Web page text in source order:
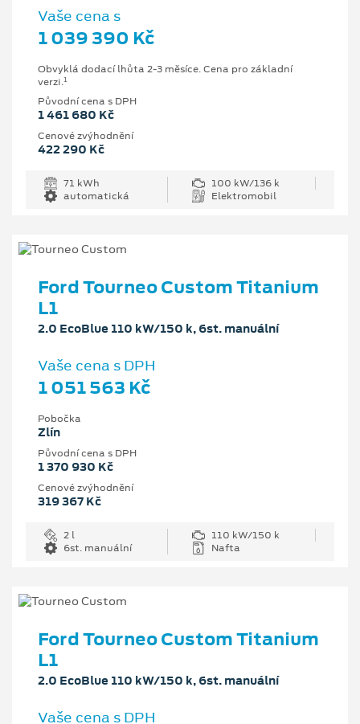
Vaše cena s
1 039 390 Kč
Obvyklá dodací lhůta 2-3 měsíce. Cena pro základní
verzi.1
Původní cena s DPH
1 461 680 Kč
Cenové zvýhodnění
422 290 Kč
71 kWh
100 kW/136 k
automatická
Elektromobil
Ford Tourneo Custom Titanium
L1
2.0 EcoBlue 110 kW/150 k, 6st. manuální
Vaše cena s DPH
1 051 563 Kč
Pobočka
Zlín
Původní cena s DPH
1 370 930 Kč
Cenové zvýhodnění
319 367 Kč
2 l
110 kW/150 k
6st. manuální
Nafta
Ford Tourneo Custom Titanium
L1
2.0 EcoBlue 110 kW/150 k, 6st. manuální
Vaše cena s DPH